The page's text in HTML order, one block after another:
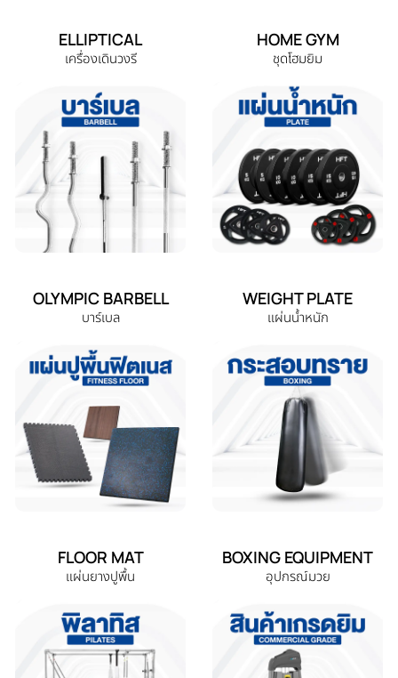
ELLIPTICAL
เครื่องเดินวงรี
HOME GYM
ชุดโฮมยิม
OLYMPIC BARBELL
บาร์เบล
WEIGHT PLATE
แผ่นน้ำหนัก
FLOOR MAT
แผ่นยางปูพื้น
BOXING EQUIPMENT
อุปกรณ์มวย